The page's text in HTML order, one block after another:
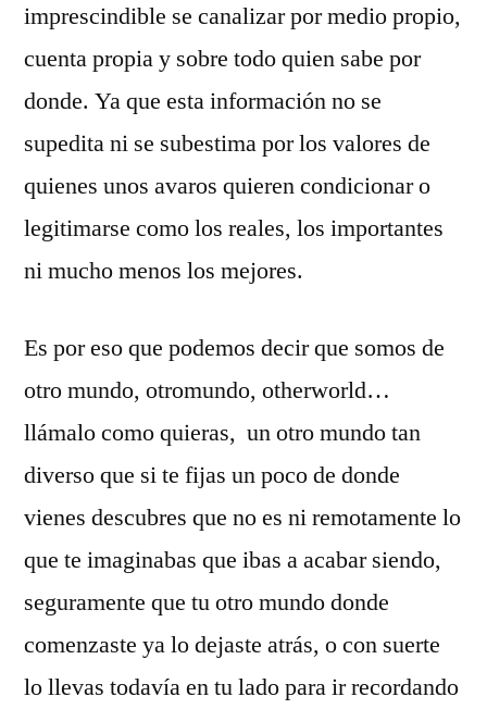
imprescindible se canalizar por medio propio,
cuenta propia y sobre todo quien sabe por
donde. Ya que esta información no se
supedita ni se subestima por los valores de
quienes unos avaros quieren condicionar o
legitimarse como los reales, los importantes
ni mucho menos los mejores.
Es por eso que podemos decir que somos de
otro mundo, otromundo, otherworld…
llámalo como quieras, un otro mundo tan
diverso que si te fijas un poco de donde
vienes descubres que no es ni remotamente lo
que te imaginabas que ibas a acabar siendo,
seguramente que tu otro mundo donde
comenzaste ya lo dejaste atrás, o con suerte
lo llevas todavía en tu lado para ir recordando